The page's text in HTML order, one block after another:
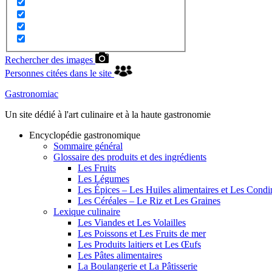
Rechercher des images
Personnes citées dans le site
Gastronomiac
Un site dédié à l'art culinaire et à la haute gastronomie
Encyclopédie gastronomique
Sommaire général
Glossaire des produits et des ingrédients
Les Fruits
Les Légumes
Les Épices – Les Huiles alimentaires et Les
Les Céréales – Le Riz et Les Graines
Lexique culinaire
Les Viandes et Les Volailles
Les Poissons et Les Fruits de mer
Les Produits laitiers et Les Œufs
Les Pâtes alimentaires
La Boulangerie et La Pâtisserie